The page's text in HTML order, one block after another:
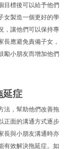
目標後可以給予他們
女製造一個更好的學
，讓他們可以保持專
應避免責備子女，
勵小朋友而增加他們
延症
法，幫助他們改善拖
正面的溝通方式逐步
長與小朋友溝通時亦
有效解決拖延症。如